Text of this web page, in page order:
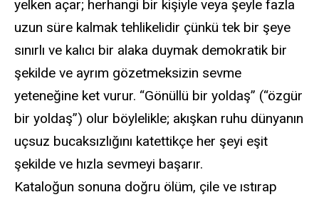
yelken açar; herhangi bir kişiyle veya şeyle fazla
uzun süre kalmak tehlikelidir çünkü tek bir şeye
sınırlı ve kalıcı bir alaka duymak demokratik bir
şekilde ve ayrım gözetmeksizin sevme
yeteneğine ket vurur. “Gönüllü bir yoldaş” (“özgür
bir yoldaş”) olur böylelikle; akışkan ruhu dünyanın
uçsuz bucaksızlığını katettikçe her şeyi eşit
şekilde ve hızla sevmeyi başarır.
Kataloğun sonuna doğru ölüm, çile ve ıstırap